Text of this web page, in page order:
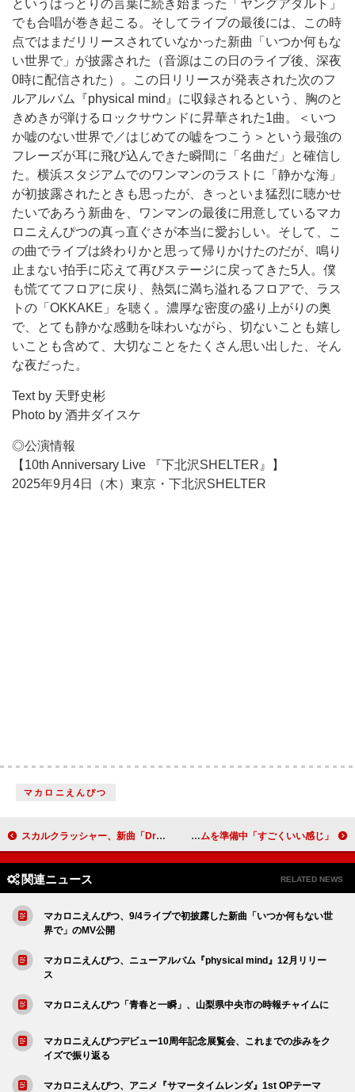
というはっとりの言葉に続き始まった「ヤングアダルト」
でも合唱が巻き起こる。そしてライブの最後には、この時
点ではまだリリースされていなかった新曲「いつか何もな
い世界で」が披露された（音源はこの日のライブ後、深夜
0時に配信された）。この日リリースが発表された次のフ
ルアルバム『physical mind』に収録されるという、胸のと
きめきが弾けるロックサウンドに昇華された1曲。＜いつ
か嘘のない世界で／はじめての嘘をつこう＞という最強の
フレーズが耳に飛び込んできた瞬間に「名曲だ」と確信し
た。横浜スタジアムでのワンマンのラストに「静かな海」
が初披露されたときも思ったが、きっといま猛烈に聴かせ
たいであろう新曲を、ワンマンの最後に用意しているマカ
ロニえんぴつの真っ直ぐさが本当に愛おしい。そして、こ
の曲でライブは終わりかと思って帰りかけたのだが、鳴り
止まない拍手に応えて再びステージに戻ってきた5人。僕
も慌ててフロアに戻り、熱気に満ち溢れるフロアで、ラス
トの「OKKAKE」を聴く。濃厚な密度の盛り上がりの奥
で、とても静かな感動を味わいながら、切ないことも嬉し
いことも含めて、大切なことをたくさん思い出した、そん
な夜だった。
Text by 天野史彬
Photo by 酒井ダイスケ
◎公演情報
【10th Anniversary Live 『下北沢SHELTER』】
2025年9月4日（木）東京・下北沢SHELTER
マカロニえんぴつ
スカルクラッシャー、新曲「Dragon」で現実世界に引き戻される感覚を描く ルイ・トムリンソン、3rdアルバムを準備中「すごくいい感じ」
関連ニュース RELATED NEWS
マカロニえんぴつ、9/4ライブで初披露した新曲「いつか何もない世
界で」のMV公開
マカロニえんぴつ、ニューアルバム『physical mind』12月リリー
ス
マカロニえんぴつ「青春と一瞬」、山梨県中央市の時報チャイムに
マカロニえんぴつデビュー10周年記念展覧会、これまでの歩みをク
イズで振り返る
マカロニえんぴつ、アニメ『サマータイムレンダ』1st OPテーマ